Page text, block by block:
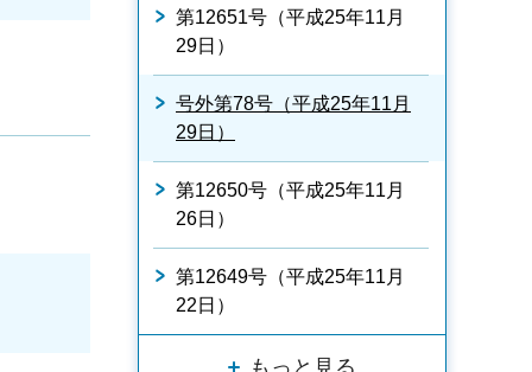
第12651号（平成25年11月
29日）
号外第78号（平成25年11月
29日）
第12650号（平成25年11月
26日）
第12649号（平成25年11月
22日）
もっと見る